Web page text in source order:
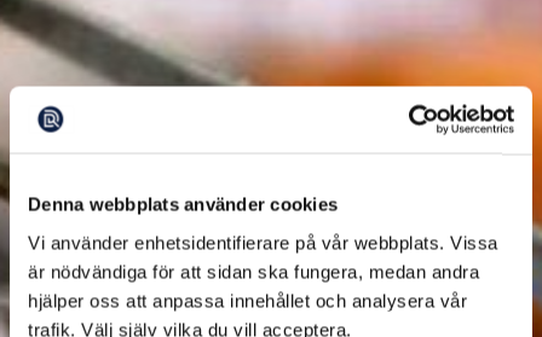
Denna webbplats använder cookies
Vi använder enhetsidentifierare på vår webbplats. Vissa
är nödvändiga för att sidan ska fungera, medan andra
hjälper oss att anpassa innehållet och analysera vår
trafik. Välj själv vilka du vill acceptera.